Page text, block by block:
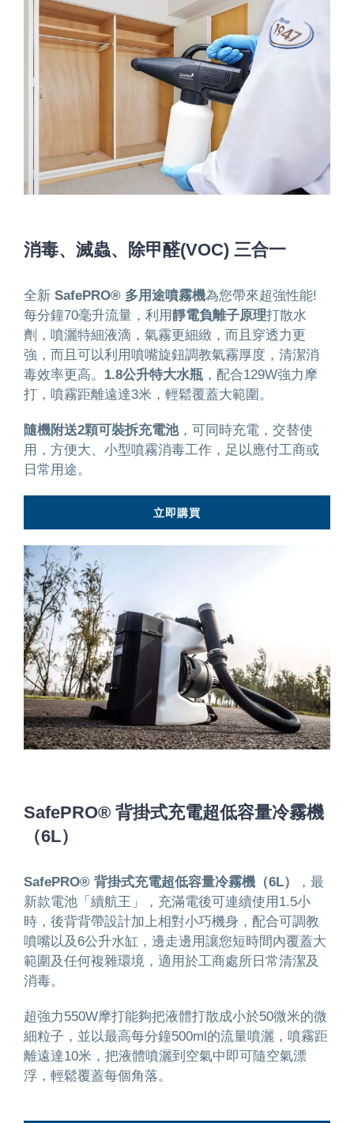
消毒、滅蟲、除甲醛(VOC) 三合一
全新 SafePRO® 多用途噴霧機為您帶來超強性能!
每分鐘70毫升流量，利用靜電負離子原理打散水
劑，噴灑特細液滴，氣霧更細緻，而且穿透力更
強，而且可以利用噴嘴旋鈕調教氣霧厚度，清潔消
毒效率更高。 1.8公升特大水瓶 ，配合129W強力摩
打，噴霧距離遠達3米，輕鬆覆蓋大範圍。
隨機附送2顆可裝拆充電池，可同時充電，交替使
用，方便大、小型噴霧消毒工作，足以應付工商或
日常用途。
立即購買
SafePRO® 背掛式充電超低容量冷霧機
（6L）
SafePRO® 背掛式充電超低容量冷霧機（6L）
，最
新款電池「續航王」，充滿電後可連續使用1.5小
時，後背背帶設計加上相對小巧機身，配合可調教
噴嘴以及6公升水缸，邊走邊用讓您短時間內覆蓋大
範圍及任何複雜環境，適用於工商處所日常清潔及
消毒。
超強力550W摩打能夠把液體打散成小於50微米的微
細粒子，並以最高每分鐘500ml的流量噴灑，噴霧距
離遠達10米，把液體噴灑到空氣中即可隨空氣漂
浮，輕鬆覆蓋每個角落。